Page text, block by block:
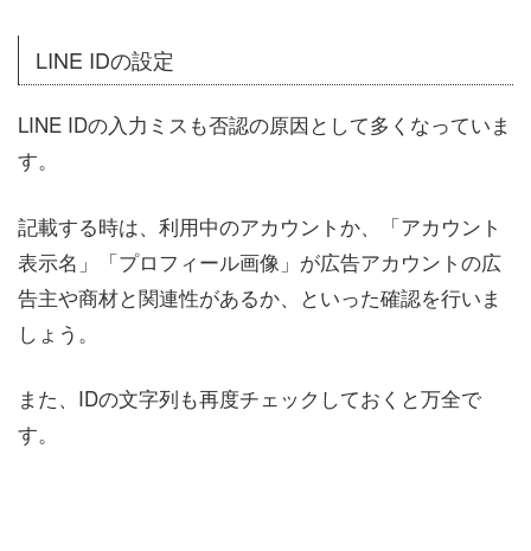
LINE IDの設定
LINE IDの入力ミスも否認の原因として多くなっていま
す。
記載する時は、利用中のアカウントか、「アカウント
表示名」「プロフィール画像」が広告アカウントの広
告主や商材と関連性があるか、といった確認を行いま
しょう。
また、IDの文字列も再度チェックしておくと万全で
す。